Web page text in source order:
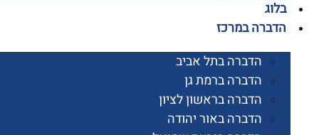
במרכז
הדברה בתל אביב
הדברה ברמת גן
הדברה בראשון לציון
הדברה באור יהודה